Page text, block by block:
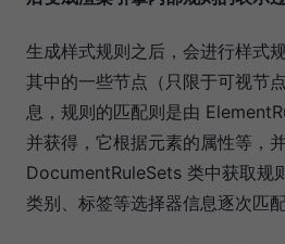
生成样式规则之后，会进行样式
其中的一些节点（只限于可视节
息，规则的匹配则是由
并获得，它根据元素的属性等，
DocumentRuleSets 类中获取规
类别、标签等选择器信息逐次匹